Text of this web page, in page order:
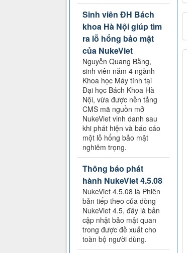
Sinh viên ĐH Bách
khoa Hà Nội giúp tìm
ra lỗ hổng bảo mật
của NukeViet
Nguyễn Quang Bằng,
sinh viên năm 4 ngành
Khoa học Máy tính tại
Đại học Bách Khoa Hà
Nội, vừa được nền tảng
CMS mã nguồn mở
NukeViet vinh danh sau
khi phát hiện và báo cáo
một lỗ hổng bảo mật
nghiêm trọng.
Thông báo phát
hành NukeViet 4.5.08
NukeViet 4.5.08 là Phiên
bản tiếp theo của dòng
NukeViet 4.5, đây là bản
cập nhật bảo mật quan
trong được đề xuất cho
toàn bộ người dùng.